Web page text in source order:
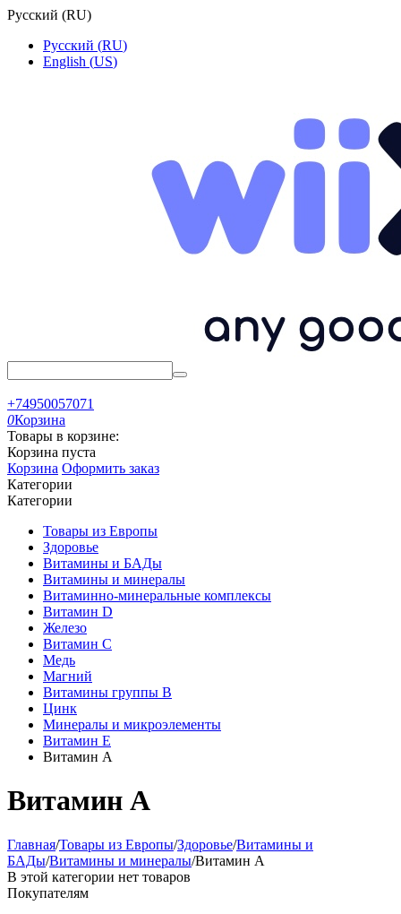
Русский (RU)
Русский (RU)
English (US)
+74950057071
0Корзина
Товары в корзине:
Корзина пуста
Корзина Оформить заказ
Категории
Категории
Товары из Европы
Здоровье
Витамины и БАДы
Витамины и минералы
Витаминно-минеральные комплексы
Витамин D
Железо
Витамин C
Медь
Магний
Витамины группы B
Цинк
Минералы и микроэлементы
Витамин Е
Витамин А
Витамин А
Главная/Товары из Европы/Здоровье/Витамины и
БАДы/Витамины и минералы/Витамин А
В этой категории нет товаров
Покупателям